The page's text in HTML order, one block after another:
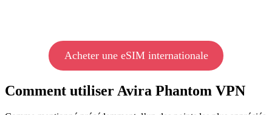
Acheter une eSIM internationale
Comment utiliser Avira Phantom VPN